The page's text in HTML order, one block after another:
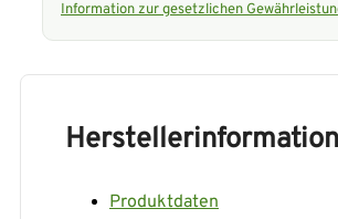
Information zur gesetzlichen
Produktdaten